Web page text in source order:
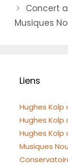
Concert
Musiques
Liens
Hughes Kolp
Hughes Kolp
Hughes Kolp
Musiques